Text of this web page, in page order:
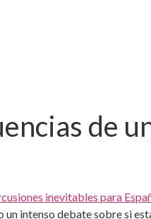
de
inevitables para
intenso debate sobre si